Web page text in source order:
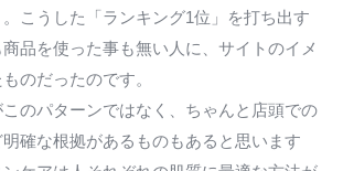
こうした「ランキング1位」を打ち出す
品を使った事も無い人に、サイトのイメ
のだったのです。
のパターンではなく、ちゃんと店頭での
確な根拠があるものもあると思います